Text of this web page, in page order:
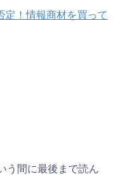
定！情報商材を買って
う間に最後まで読ん